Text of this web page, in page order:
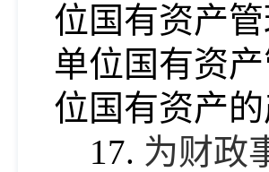
位国有资产
单位国有资
位国有资产
17. 为财政